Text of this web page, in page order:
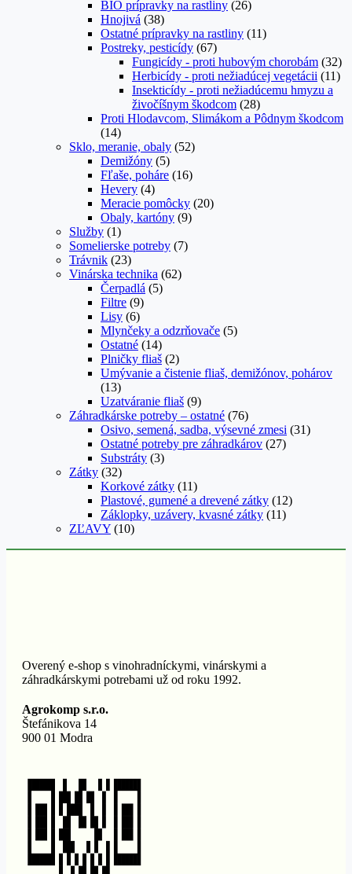
BIO prípravky na rastliny (26)
Hnojivá (38)
Ostatné prípravky na rastliny (11)
Postreky, pesticídy (67)
Fungicídy - proti hubovým chorobám (32)
Herbicídy - proti nežiadúcej vegetácii (11)
Insekticídy - proti nežiadúcemu hmyzu a
živočíšnym škodcom (28)
Proti Hlodavcom, Slimákom a Pôdnym škodcom
(14)
Sklo, meranie, obaly (52)
Demižóny (5)
Fľaše, poháre (16)
Hevery (4)
Meracie pomôcky (20)
Obaly, kartóny (9)
Služby (1)
Somelierske potreby (7)
Trávnik (23)
Vinárska technika (62)
Čerpadlá (5)
Filtre (9)
Lisy (6)
Mlynčeky a odzrňovače (5)
Ostatné (14)
Plničky fliaš (2)
Umývanie a čistenie fliaš, demižónov, pohárov
(13)
Uzatváranie fliaš (9)
Záhradkárske potreby – ostatné (76)
Osivo, semená, sadba, výsevné zmesi (31)
Ostatné potreby pre záhradkárov (27)
Substráty (3)
Zátky (32)
Korkové zátky (11)
Plastové, gumené a drevené zátky (12)
Záklopky, uzávery, kvasné zátky (11)
ZĽAVY (10)
Overený e-shop s vinohradníckymi, vinárskymi a
záhradkárskymi potrebami už od roku 1992.
Agrokomp s.r.o.
Štefánikova 14
900 01 Modra